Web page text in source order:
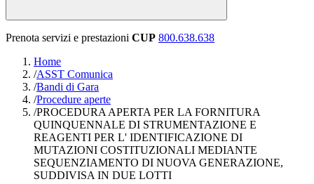
Prenota servizi e prestazioni CUP 800.638.638
Home
/ASST Comunica
/Bandi di Gara
/Procedure aperte
/PROCEDURA APERTA PER LA FORNITURA
QUINQUENNALE DI STRUMENTAZIONE E
REAGENTI PER L' IDENTIFICAZIONE DI
MUTAZIONI COSTITUZIONALI MEDIANTE
SEQUENZIAMENTO DI NUOVA GENERAZIONE,
SUDDIVISA IN DUE LOTTI